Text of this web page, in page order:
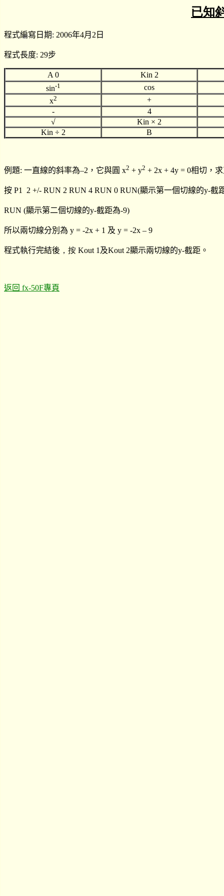
已知
程式編寫日期: 2006年4月2日
程式長度: 29步
A 0
Kin 2
sin-1
cos
x2
+
-
4
√
Kin × 2
Kin ÷ 2 B
例題: 一直線的斜率為–2 ，它與圓 x2 + y2 + 2x + 4y = 0相切，
按 P1 2 +/- RUN 2 RUN 4 RUN 0 RUN(顯示第一個切線的y-截
RUN (顯示第二個切線的y-截距為-9)
所以兩切線分別為 y = -2x + 1 及 y = -2x – 9
程式執行完結後 ，按 Kout 1 及Kout 2顯示兩切線的y-截距 。
返回 fx-50F專頁